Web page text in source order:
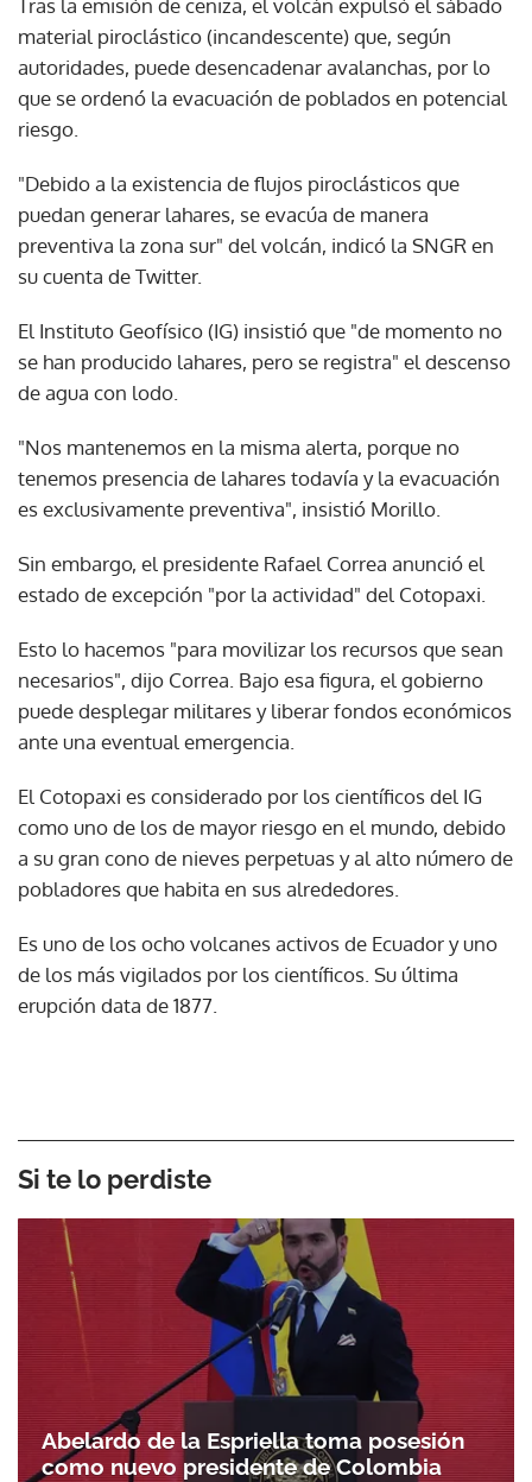
Tras la emisión de ceniza, el volcán expulsó el sábado
material piroclástico (incandescente) que, según
autoridades, puede desencadenar avalanchas, por lo
que se ordenó la evacuación de poblados en potencial
riesgo.
"Debido a la existencia de flujos piroclásticos que
puedan generar lahares, se evacúa de manera
preventiva la zona sur" del volcán, indicó la SNGR en
su cuenta de Twitter.
El Instituto Geofísico (IG) insistió que "de momento no
se han producido lahares, pero se registra" el descenso
de agua con lodo.
"Nos mantenemos en la misma alerta, porque no
tenemos presencia de lahares todavía y la evacuación
es exclusivamente preventiva", insistió Morillo.
Sin embargo, el presidente Rafael Correa anunció el
estado de excepción "por la actividad" del Cotopaxi.
Esto lo hacemos "para movilizar los recursos que sean
necesarios", dijo Correa. Bajo esa figura, el gobierno
puede desplegar militares y liberar fondos económicos
ante una eventual emergencia.
El Cotopaxi es considerado por los científicos del IG
como uno de los de mayor riesgo en el mundo, debido
a su gran cono de nieves perpetuas y al alto número de
pobladores que habita en sus alrededores.
Es uno de los ocho volcanes activos de Ecuador y uno
de los más vigilados por los científicos. Su última
erupción data de 1877.
Si te lo perdiste
Abelardo de la Espriella toma posesión
como nuevo presidente de Colombia